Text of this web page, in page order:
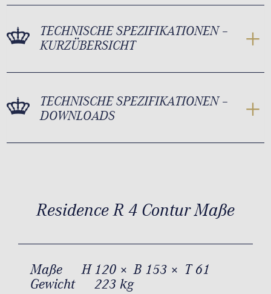
TECHNISCHE SPEZIFIKATIONEN –
KURZÜBERSICHT
TECHNISCHE SPEZIFIKATIONEN –
DOWNLOADS
Residence R 4 Contur Maße
Maße
H 120 × B 153 × T 61
Gewicht
223 kg